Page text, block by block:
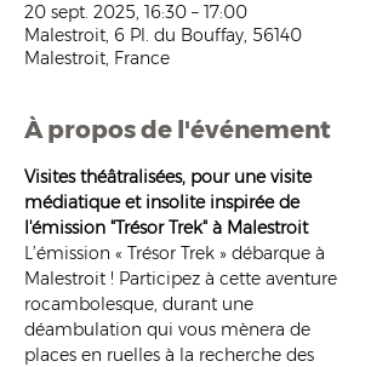
20 sept. 2025, 16:30 – 17:00
Malestroit, 6 Pl. du Bouffay, 56140
Malestroit, France
À propos de l'événement
Visites théâtralisées, pour une visite
médiatique et insolite inspirée de
l'émission "Trésor Trek" à Malestroit
L’émission « Trésor Trek » débarque à
Malestroit ! Participez à cette aventure
rocambolesque, durant une
déambulation qui vous mènera de
places en ruelles à la recherche des